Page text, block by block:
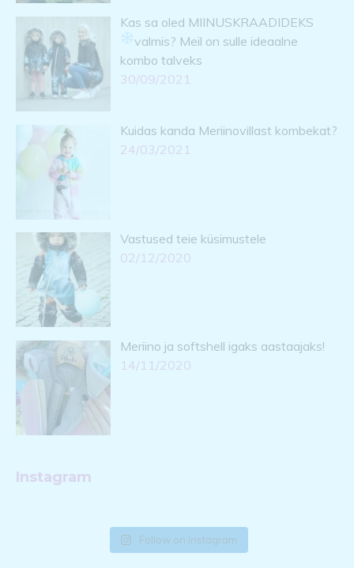
Kas sa oled MIINUSKRAADIDEKS
valmis? Meil on sulle ideaalne
kombo talveks
30/09/2021
Kuidas kanda Meriinovillast kombekat?
24/03/2021
Vastused teie küsimustele
02/12/2020
Meriino ja softshell igaks aastaajaks!
14/11/2020
Instagram
Follow on Instagram